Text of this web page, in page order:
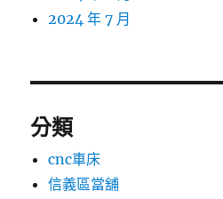
2024 年 7 月
分類
cnc車床
信義區當舖